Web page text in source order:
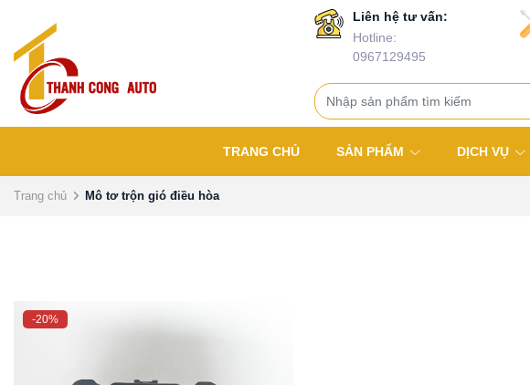
Liên hệ tư vấn:
Hotline:
0967129495
TRANG CHỦ SẢN PHẨM DỊCH VỤ
Trang chủ Mô tơ trộn gió điều hòa
-20%